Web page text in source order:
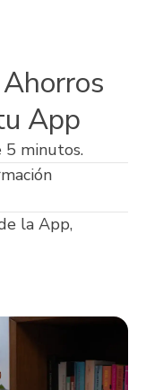
App
5 minutos.
la App,